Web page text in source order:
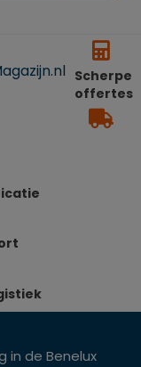
Scherpe
offertes
in de Benelux